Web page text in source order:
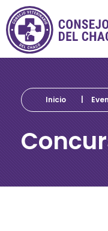
Consejo Veterinario del Chaco
Sede Central Resistencia
Inicio